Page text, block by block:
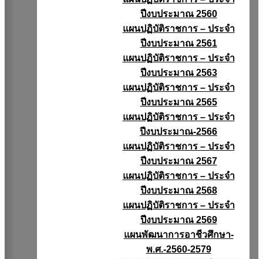
ปีงบประมาณ 2560
แผนปฏิบัติราชการ – ประจำ
ปีงบประมาณ 2561
แผนปฏิบัติราชการ – ประจำ
ปีงบประมาณ 2563
แผนปฏิบัติราชการ – ประจำ
ปีงบประมาณ 2565
แผนปฏิบัติราชการ – ประจำ
ปีงบประมาณ-2566
แผนปฏิบัติราชการ – ประจำ
ปีงบประมาณ 2567
แผนปฏิบัติราชการ – ประจำ
ปีงบประมาณ 2568
แผนปฏิบัติราชการ – ประจำ
ปีงบประมาณ 2569
แผนพัฒนาการอาชีวศึกษา-
พ.ศ.-2560-2579